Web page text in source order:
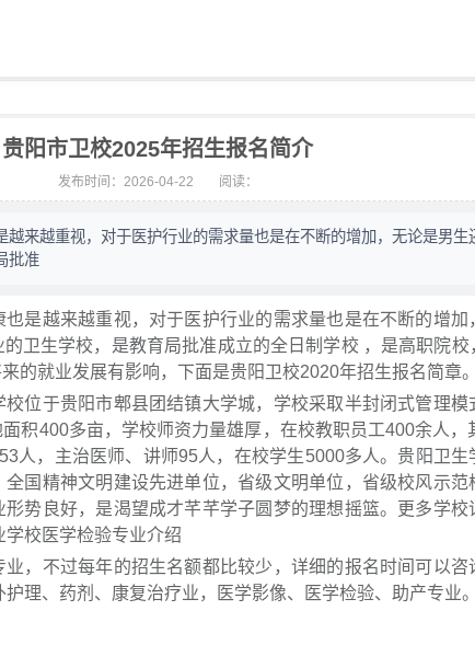
贵阳市卫校2025年招生报名简介
发布时间：2026-04-22 阅读：
越来越重视，对于医护行业的需求量也是在不断的增加，无论是男
批准
越来越重视，对于医护行业的需求量也是在不断的增加
卫生学校，是教育局批准成立的全日制学校 ，是高职院
的就业发展有影响，下面是贵阳卫校2020年招生报名简章。
于贵阳市郫县团结镇大学城，学校采取半封闭式管理模
积400多亩，学校师资力量雄厚，在校教职员工400余人，
人，主治医师、讲师95人，在校学生5000多人。贵阳卫生
国精神文明建设先进单位，省级文明单位，省级校风示范
势良好，是渴望成才芊芊学子圆梦的理想摇篮。更多学校
校医学检验专业介绍
不过每年的招生名额都比较少，详细的报名时间可以咨
理、药剂、康复治疗业，医学影像、医学检验、助产专业。